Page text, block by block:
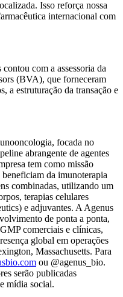
Isso reforça nossa
internacional com
com a assessoria da
(BVA), que forneceram
a estruturação da transação e
focada no
abrangente de agentes
tem como missão
da imunoterapia
combinadas, utilizando um
terapias celulares
e adjuvantes. A Agenus
de ponta a ponta,
comerciais e clínicas,
global em operações
Massachusetts. Para
ou @agenus_bio.
serão publicadas
mídia social.